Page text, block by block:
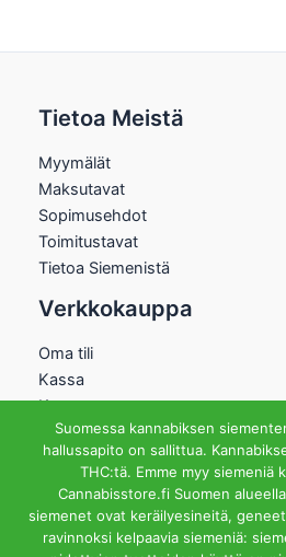
Tietoa Meistä
Myymälät
Maksutavat
Sopimusehdot
Toimitustavat
Tietoa Siemenistä
Verkkokauppa
Oma tili
Kassa
Kauppa
Ostoskori
Helsingin Myymälä
Aukioloajat
Ma-Pe 12-18 La 12-15
Riihipellonkuja 3, 00390
Suomessa kannabiksen
hallussapito on sallittua.
THC:tä. Emme myy siemeniä
Cannabisstore.fi Suomen
siemenet ovat keräilyesineitä,
ravinnoksi kelpaavia siemeniä: